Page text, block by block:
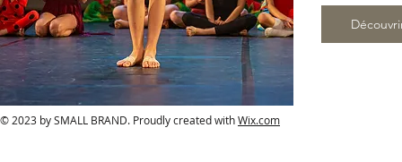
© 2023 by SMALL BRAND. Proudly created withWix.com